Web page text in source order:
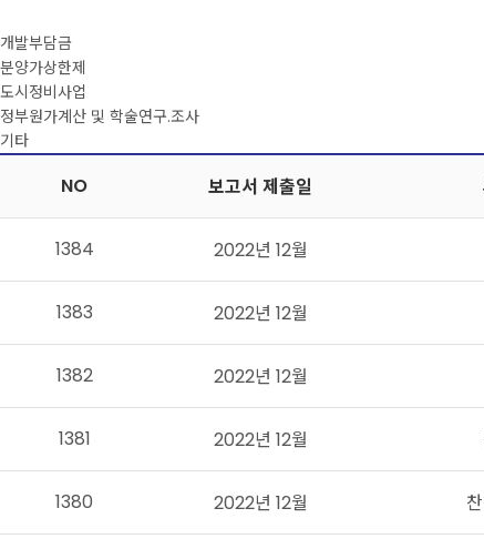
개발부담금
분양가상한제
도시정비사업
정부원가계산 및 학술연구.조사
기타
NO 보고서 제출일
1384 2022년 12월
1383 2022년 12월
1382 2022년 12월
1381 2022년 12월
1380 2022년 12월